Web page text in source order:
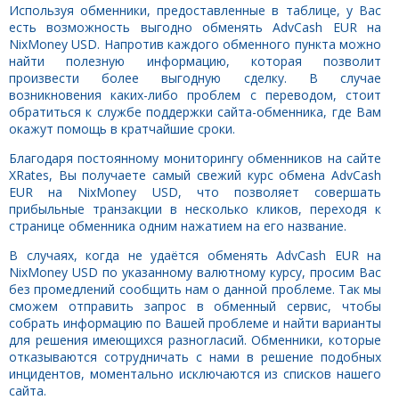
Используя обменники, предоставленные в таблице, у Вас
есть возможность выгодно обменять AdvCash EUR на
NixMoney USD. Напротив каждого обменного пункта можно
найти полезную информацию, которая позволит
произвести более выгодную сделку. В случае
возникновения каких-либо проблем с переводом, стоит
обратиться к службе поддержки сайта-обменника, где Вам
окажут помощь в кратчайшие сроки.
Благодаря постоянному мониторингу обменников на сайте
XRates, Вы получаете самый свежий курс обмена AdvCash
EUR на NixMoney USD, что позволяет совершать
прибыльные транзакции в несколько кликов, переходя к
странице обменника одним нажатием на его название.
В случаях, когда не удаётся обменять AdvCash EUR на
NixMoney USD по указанному валютному курсу, просим Вас
без промедлений сообщить нам о данной проблеме. Так мы
сможем отправить запрос в обменный сервис, чтобы
собрать информацию по Вашей проблеме и найти варианты
для решения имеющихся разногласий. Обменники, которые
отказываются сотрудничать с нами в решение подобных
инцидентов, моментально исключаются из списков нашего
сайта.